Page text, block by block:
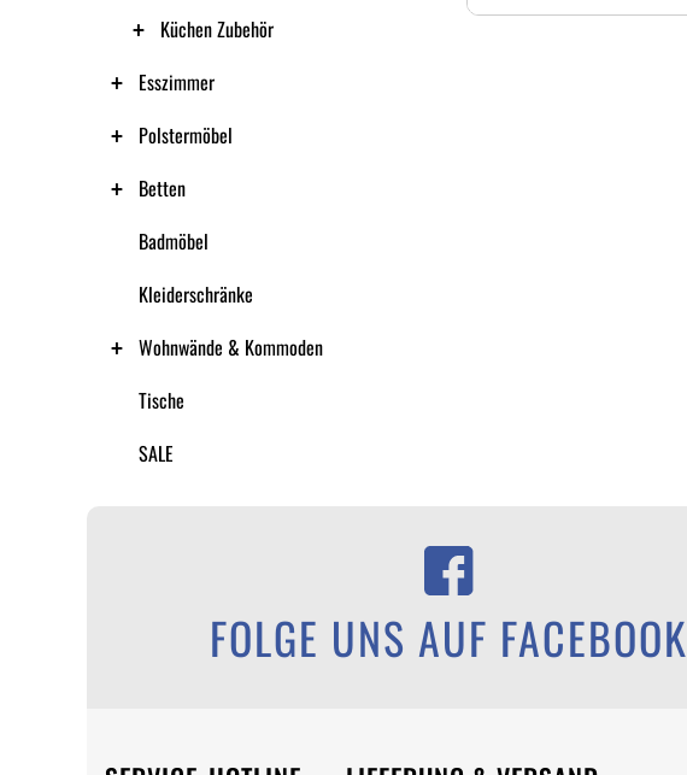
Küchen Zubehör
Esszimmer
Polstermöbel
Betten
Badmöbel
Kleiderschränke
Wohnwände & Kommoden
Tische
SALE
FOLGE UNS AUF FACEBOOK